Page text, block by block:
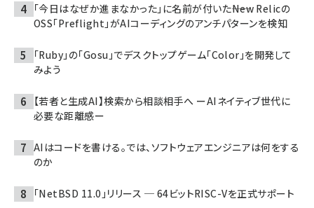
「今日はなぜか進まなかった」に名前が付いた――New Relicの
OSS「Preflight」がAIコーディングのアンチパターンを検知
「Ruby」の「Gosu」でデスクトップゲーム「Color」を開発して
みよう
【若者と生成AI】検索から相談相手へ ーAIネイティブ世代に
必要な距離感ー
AIはコードを書ける。では、ソフトウェアエンジニアは何をする
のか
「NetBSD 11.0」リリース ─ 64ビットRISC-Vを正式サポート